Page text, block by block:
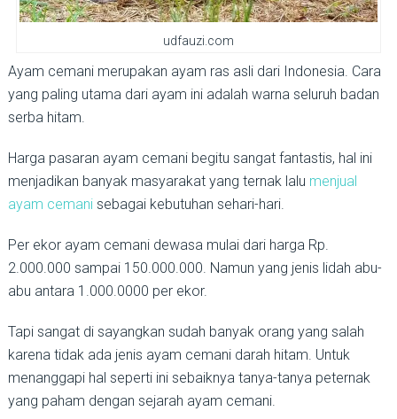
udfauzi.com
Ayam cemani merupakan ayam ras asli dari Indonesia. Cara
yang paling utama dari ayam ini adalah warna seluruh badan
serba hitam.
Harga pasaran ayam cemani begitu sangat fantastis, hal ini
menjadikan banyak masyarakat yang ternak lalu menjual
ayam cemanisebagai kebutuhan sehari-hari.
Per ekor ayam cemani dewasa mulai dari harga Rp.
2.000.000 sampai 150.000.000. Namun yang jenis lidah abu-
abu antara 1.000.0000 per ekor.
Tapi sangat di sayangkan sudah banyak orang yang salah
karena tidak ada jenis ayam cemani darah hitam. Untuk
menanggapi hal seperti ini sebaiknya tanya-tanya peternak
yang paham dengan sejarah ayam cemani.